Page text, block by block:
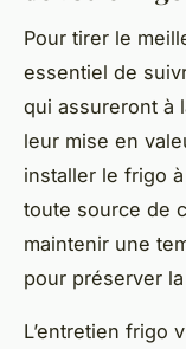
Pour tirer le
essentiel de
qui assureront à
leur mise en
installer le frigo
toute source de
maintenir une
pour préserver
L’entretien frigo